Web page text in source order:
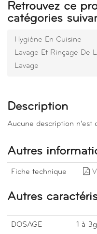
Retrouvez ce
catégories
Hygiène En Cuisine
Lavage Et Rinçage De
Lavage
Description
Aucune description n'est
Autres
Fiche technique
Autres
DOSAGE 1 à